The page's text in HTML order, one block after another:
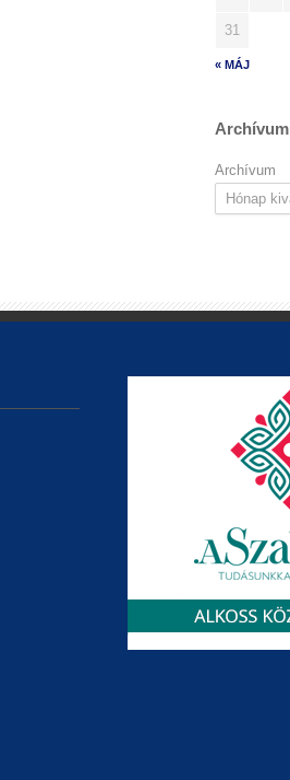
« MÁJ
31
Archívum
Archívum